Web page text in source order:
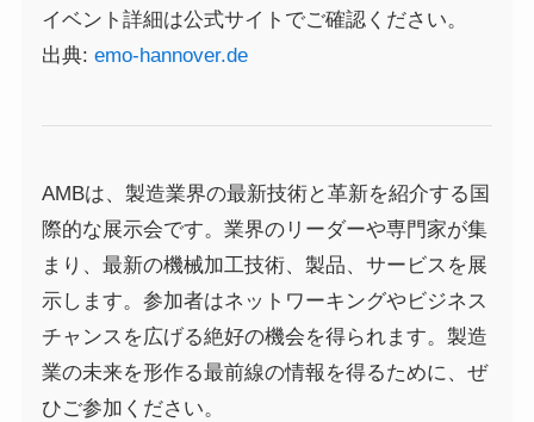
イベント詳細は公式サイトでご確認ください。
出典: emo-hannover.de
AMBは、製造業界の最新技術と革新を紹介する国
際的な展示会です。業界のリーダーや専門家が集
まり、最新の機械加工技術、製品、サービスを展
示します。参加者はネットワーキングやビジネス
チャンスを広げる絶好の機会を得られます。製造
業の未来を形作る最前線の情報を得るために、ぜ
ひご参加ください。